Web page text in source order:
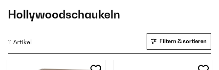
Hollywoodschaukeln
11 Artikel Filtern & sortieren